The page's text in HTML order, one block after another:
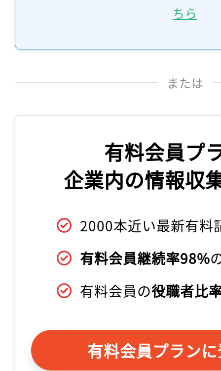
ちら
または
有料会員プ
企業内の情報収
2000本近い最新有料
有料会員継続率98%
有料会員の役職者比
有料会員プラン